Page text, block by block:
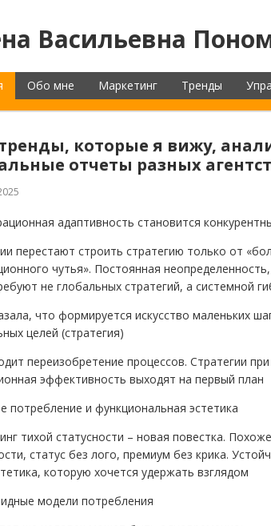
Васильевна
Обо мне Маркетинг Тренды
которые я вижу,
отчеты разных
адаптивность становится
перестают строить стратегию только от
чутья». Постоянная
не глобальных стратегий, а системной
что формируется искусство маленьких
целей (стратегия)
переизобретение процессов. Стратегии
эффективность выходят на первый план
потребление и функциональная эстетика
тихой статусности – новая повестка.
статус без лого, премиум без крика.
которую хочется удержать взглядом
модели потребления